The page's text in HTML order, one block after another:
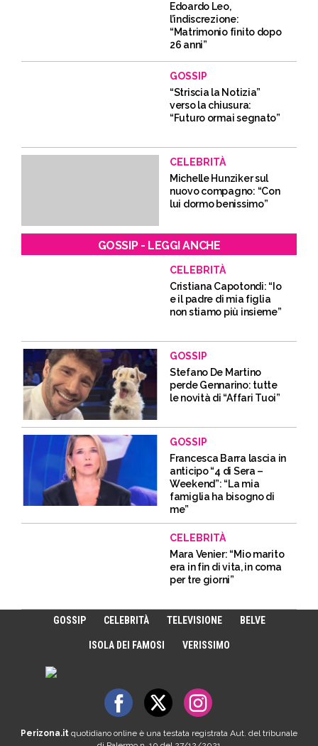
Edoardo Leo,
l’indiscrezione:
“Matrimonio finito dopo
26 anni”
GOSSIP
“Striscia la Notizia”
verso la chiusura:
“Futuro ormai segnato”
CELEBRITÀ
Michelle Hunziker sul
nuovo compagno: “Con
lui dormo benissimo”
GOSSIP - LEGGI ANCHE
CELEBRITÀ
Cristiana Capotondi: “Io
e il padre di mia figlia
non stiamo più insieme”
GOSSIP
Stefano De Martino
perde Gennarino: tutte
le novità di “Affari Tuoi”
GOSSIP
Francesca Barra lascia in
anticipo “4 di Sera –
Weekend”: “La mia
famiglia ha bisogno di
me”
CELEBRITÀ
Mara Venier: “Mio marito
era in fin di vita, in coma
per tre giorni”
GOSSIP CELEBRITÀ TELEVISIONE BELVE
ISOLA DEI FAMOSI VERISSIMO
Perizona.it quotidiano online è una testata registrata Aut. del tribunale